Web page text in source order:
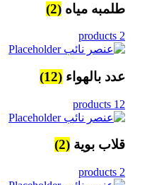
طلمبه مياه (2)
2 products
عدد بالهواء (12)
12 products
قلاب بوية (2)
2 products